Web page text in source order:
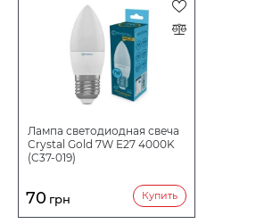
Лампа светодиодная свеча
Crystal Gold 7W E27 4000K
(C37-019)
70 грн Купить